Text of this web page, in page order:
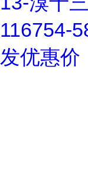
116754-
发优惠价